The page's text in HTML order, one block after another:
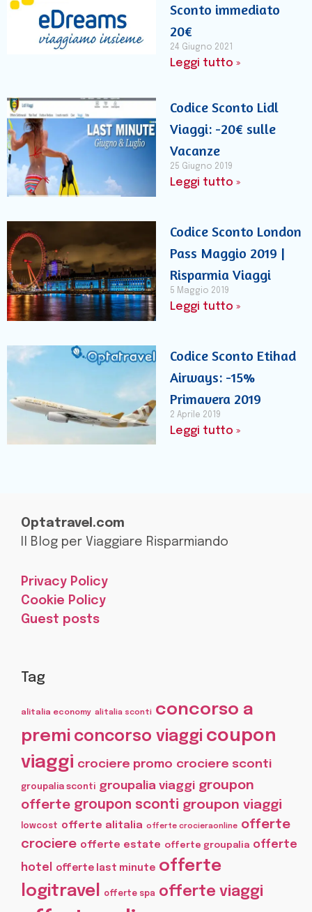
Sconto immediato
20€
24 Giugno 2021
Leggi tutto »
Codice Sconto Lidl
Viaggi: -20€ sulle
Vacanze
25 Giugno 2019
Leggi tutto »
Codice Sconto London
Pass Maggio 2019 |
Risparmia Viaggi
5 Maggio 2019
Leggi tutto »
Codice Sconto Etihad
Airways: -15%
Primavera 2019
2 Aprile 2019
Leggi tutto »
Optatravel.com
Il Blog per Viaggiare Risparmiando
Privacy Policy
Cookie Policy
Guest posts
Tag
alitalia economy alitalia sconti concorso a
premi concorso viaggi coupon
viaggi crociere promo crociere sconti
groupalia sconti groupalia viaggi groupon
offerte groupon sconti groupon viaggi
lowcost offerte alitalia offerte crocieraonline offerte
crociere offerte estate offerte groupalia offerte
hotel
offerte last minute offerte
logitravel offerte spa offerte viaggi